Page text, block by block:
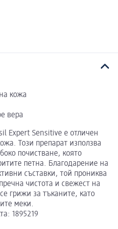
кожа
вера
Expert Sensitive е отличен
Този препарат използва
почистване, която
петна. Благодарение на
съставки, той прониква
чистота и свежест на
грижи за тъканите, като
меки.
1895219